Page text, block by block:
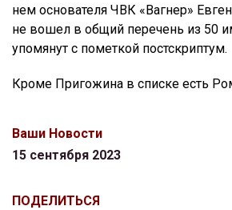
нем основателя ЧВК «Вагнер»
не вошел в общий перечень из 50
упомянут с пометкой постскриптум.
Кроме Пригожина в списке есть
Ваши Новости
15 сентября 2023
ПОДЕЛИТЬСЯ